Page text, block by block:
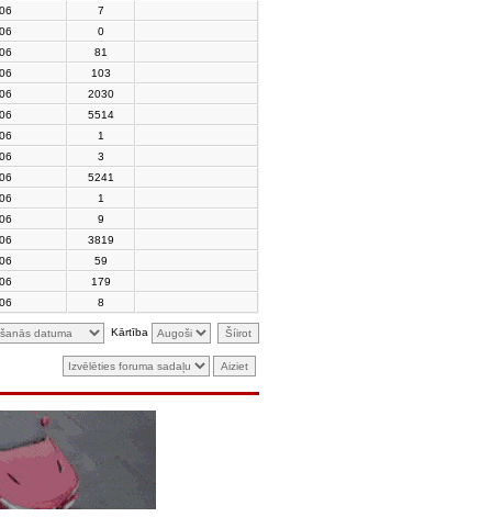
7
0
81
103
2030
5514
1
3
5241
1
9
3819
59
179
8
Kārtība